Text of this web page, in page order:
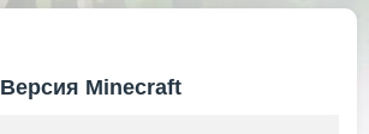
Версия Minecraft